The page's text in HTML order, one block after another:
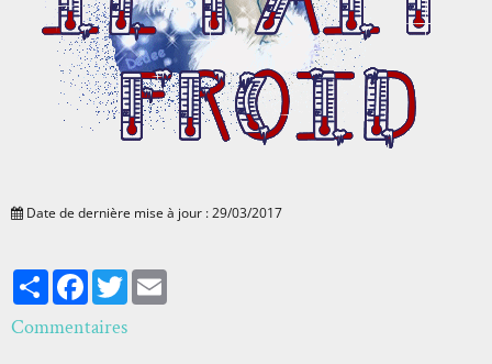
Date de dernière mise à jour : 29/03/2017
PartagerFacebook
Twitter
Commentaires